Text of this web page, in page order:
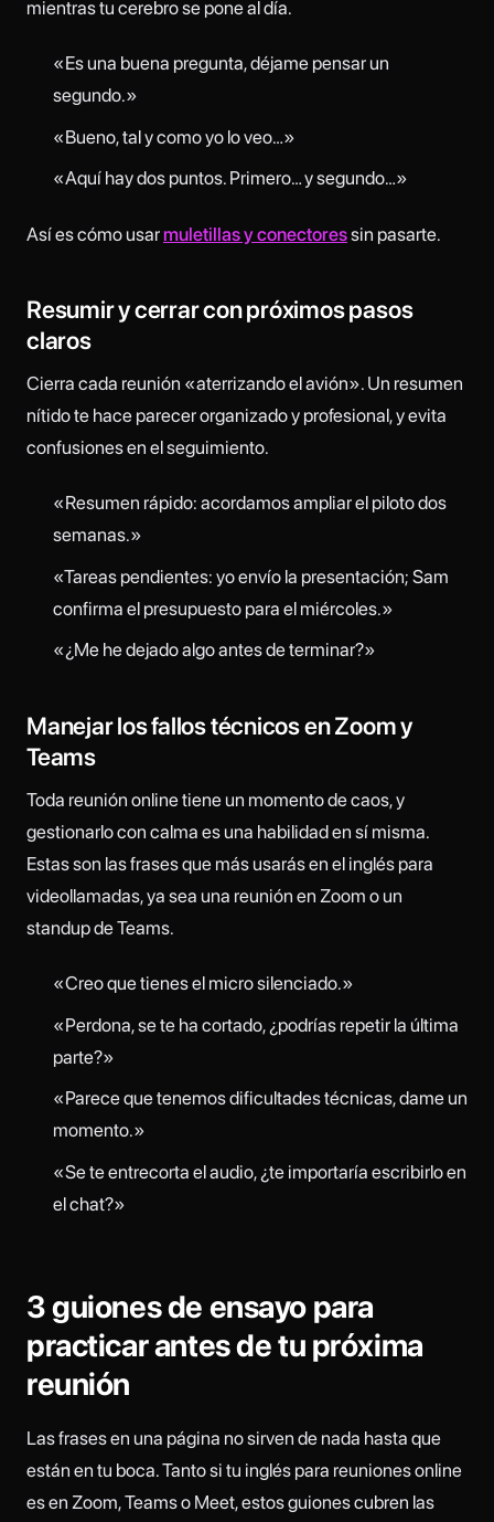
mientras tu cerebro se pone al día.
«Es una buena pregunta, déjame pensar un
segundo.»
«Bueno, tal y como yo lo veo…»
«Aquí hay dos puntos. Primero… y segundo…»
Así es cómo usarmuletillas y conectoressin pasarte.
Resumir y cerrar con próximos pasos
claros
Cierra cada reunión «aterrizando el avión». Un resumen
nítido te hace parecer organizado y profesional, y evita
confusiones en el seguimiento.
«Resumen rápido: acordamos ampliar el piloto dos
semanas.»
«Tareas pendientes: yo envío la presentación; Sam
confirma el presupuesto para el miércoles.»
«¿Me he dejado algo antes de terminar?»
Manejar los fallos técnicos en Zoom y
Teams
Toda reunión online tiene un momento de caos, y
gestionarlo con calma es una habilidad en sí misma.
Estas son las frases que más usarás en el inglés para
videollamadas, ya sea una reunión en Zoom o un
standup de Teams.
«Creo que tienes el micro silenciado.»
«Perdona, se te ha cortado, ¿podrías repetir la última
parte?»
«Parece que tenemos dificultades técnicas, dame un
momento.»
«Se te entrecorta el audio, ¿te importaría escribirlo en
el chat?»
3 guiones de ensayo para
practicar antes de tu próxima
reunión
Las frases en una página no sirven de nada hasta que
están en tu boca. Tanto si tu inglés para reuniones online
es en Zoom, Teams o Meet, estos guiones cubren las